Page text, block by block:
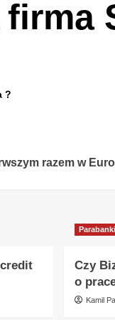
?
razem w
Parabanki
Czy
o
Kamil